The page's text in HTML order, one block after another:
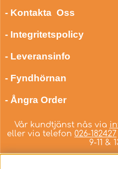
- Kontakta Oss
- Integritetspolicy
- Leveransinfo
- Fyndhörnan
- Ångra Order
Vår kundtjänst nås via
eller via telefon 026-182427
9-11 &